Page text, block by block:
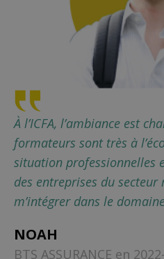
À l’ICFA, l’ambiance est
formateurs sont très à
situation professionnelles
des entreprises du secteur
m’intégrer dans le
NOAH
BTS ASSURANCE en